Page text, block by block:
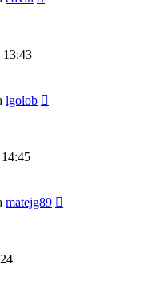
13:43
lgolob
matejg89